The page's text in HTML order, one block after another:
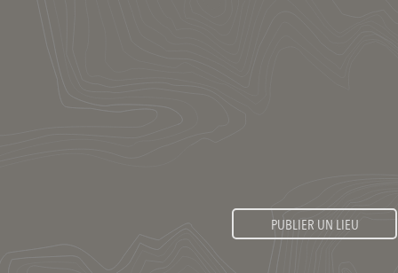
PUBLIER UN LIEU